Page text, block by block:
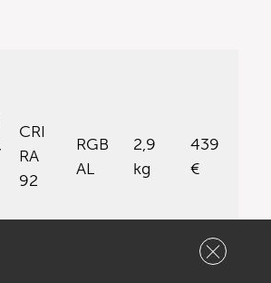
CRI
RA
92
RGB
AL
2,9
kg
439
€